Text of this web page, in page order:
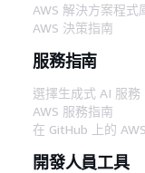
AWS 解決方案程式
AWS 決策指南
服務指南
選擇生成式 AI 服務
AWS 服務指南
在 GitHub 上的
開發人員工具